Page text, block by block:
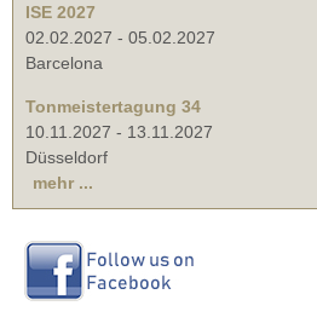
ISE 2027
02.02.2027 - 05.02.2027
Barcelona
Tonmeistertagung 34
10.11.2027 - 13.11.2027
Düsseldorf
mehr ...